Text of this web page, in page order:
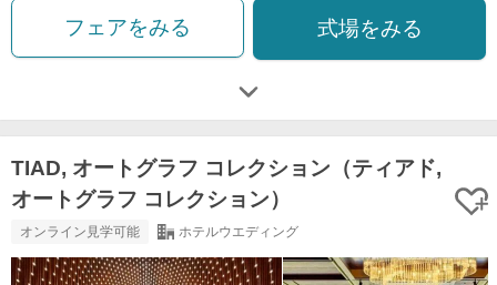
フェアをみる 式場をみる
TIAD, オートグラフ コレクション（ティアド,
オートグラフ コレクション）
オンライン見学可能 ホテルウエディング